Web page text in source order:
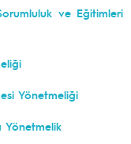
ve Eğitimleri
Yönetmeliği
Yönetmelik